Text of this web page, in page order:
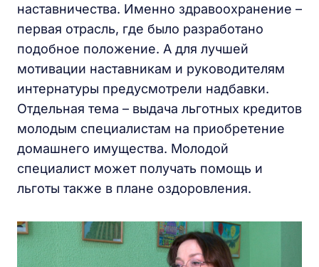
наставничества. Именно здравоохранение –
первая отрасль, где было разработано
подобное положение. А для лучшей
мотивации наставникам и руководителям
интернатуры предусмотрели надбавки.
Отдельная тема – выдача льготных кредитов
молодым специалистам на приобретение
домашнего имущества. Молодой
специалист может получать помощь и
льготы также в плане оздоровления.